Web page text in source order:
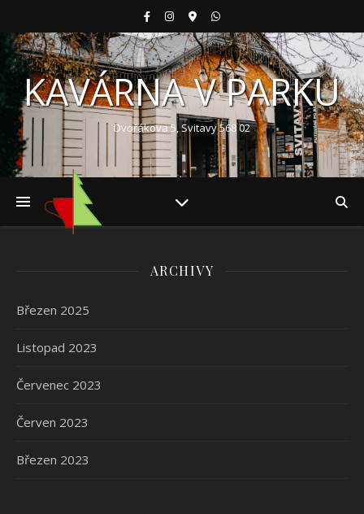
KAVÁRNA V PARKU
Dvořákova 5, Svitavy 568 02
ARCHIVY
Březen 2025
Listopad 2023
Červenec 2023
Červen 2023
Březen 2023